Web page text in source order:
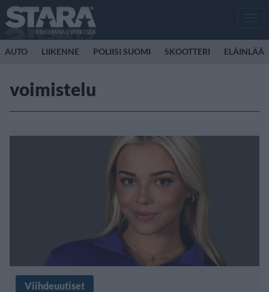
AUTO LIIKENNE POLIISI SUOMI SKOOTTERI
voimistelu
Viihdeuutiset